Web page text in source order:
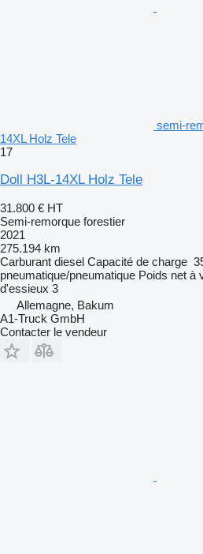
semi-
14XL Holz Tele
17
Doll H3L-14XL Holz Tele
31.800 € HT
Semi-remorque forestier
2021
275.194 km
Carburant diesel Capacité de charge
pneumatique/pneumatique Poids net à
d'essieux 3
Allemagne, Bakum
A1-Truck GmbH
Contacter le vendeur